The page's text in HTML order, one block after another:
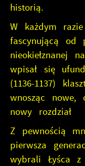
historią.
W każdym
fascynującą od
nieokiełznanej
wpisał się
(1136-1137)
wnosząc nowe,
nowy rozdział
Z pewnością
pierwsza
wybrali Łyśca z